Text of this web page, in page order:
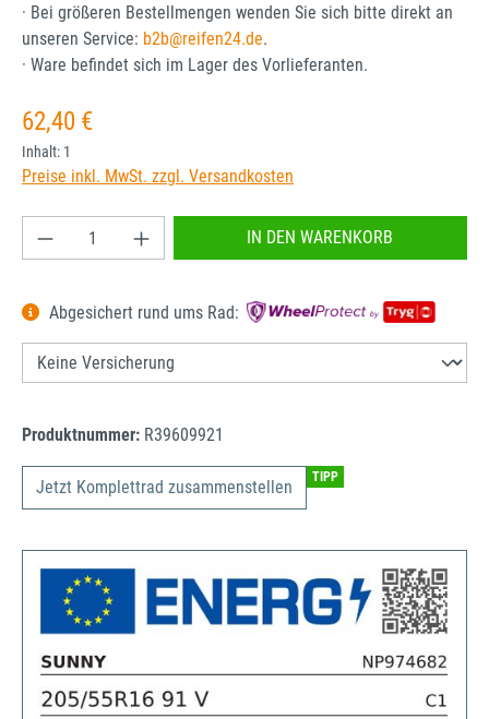
· Bei größeren Bestellmengen wenden Sie sich bitte direkt an
unseren Service: b2b@reifen24.de.
· Ware befindet sich im Lager des Vorlieferanten.
Regulärer Preis:
62,40 €
Inhalt: 1
Preise inkl. MwSt. zzgl. Versandkosten
Produkt Anzahl: Gib den gewünschten Wert
IN DEN WARENKORB
Abgesichert rund ums Rad:
Produktnummer: R39609921
Jetzt Komplettrad zusammenstellen TIPP